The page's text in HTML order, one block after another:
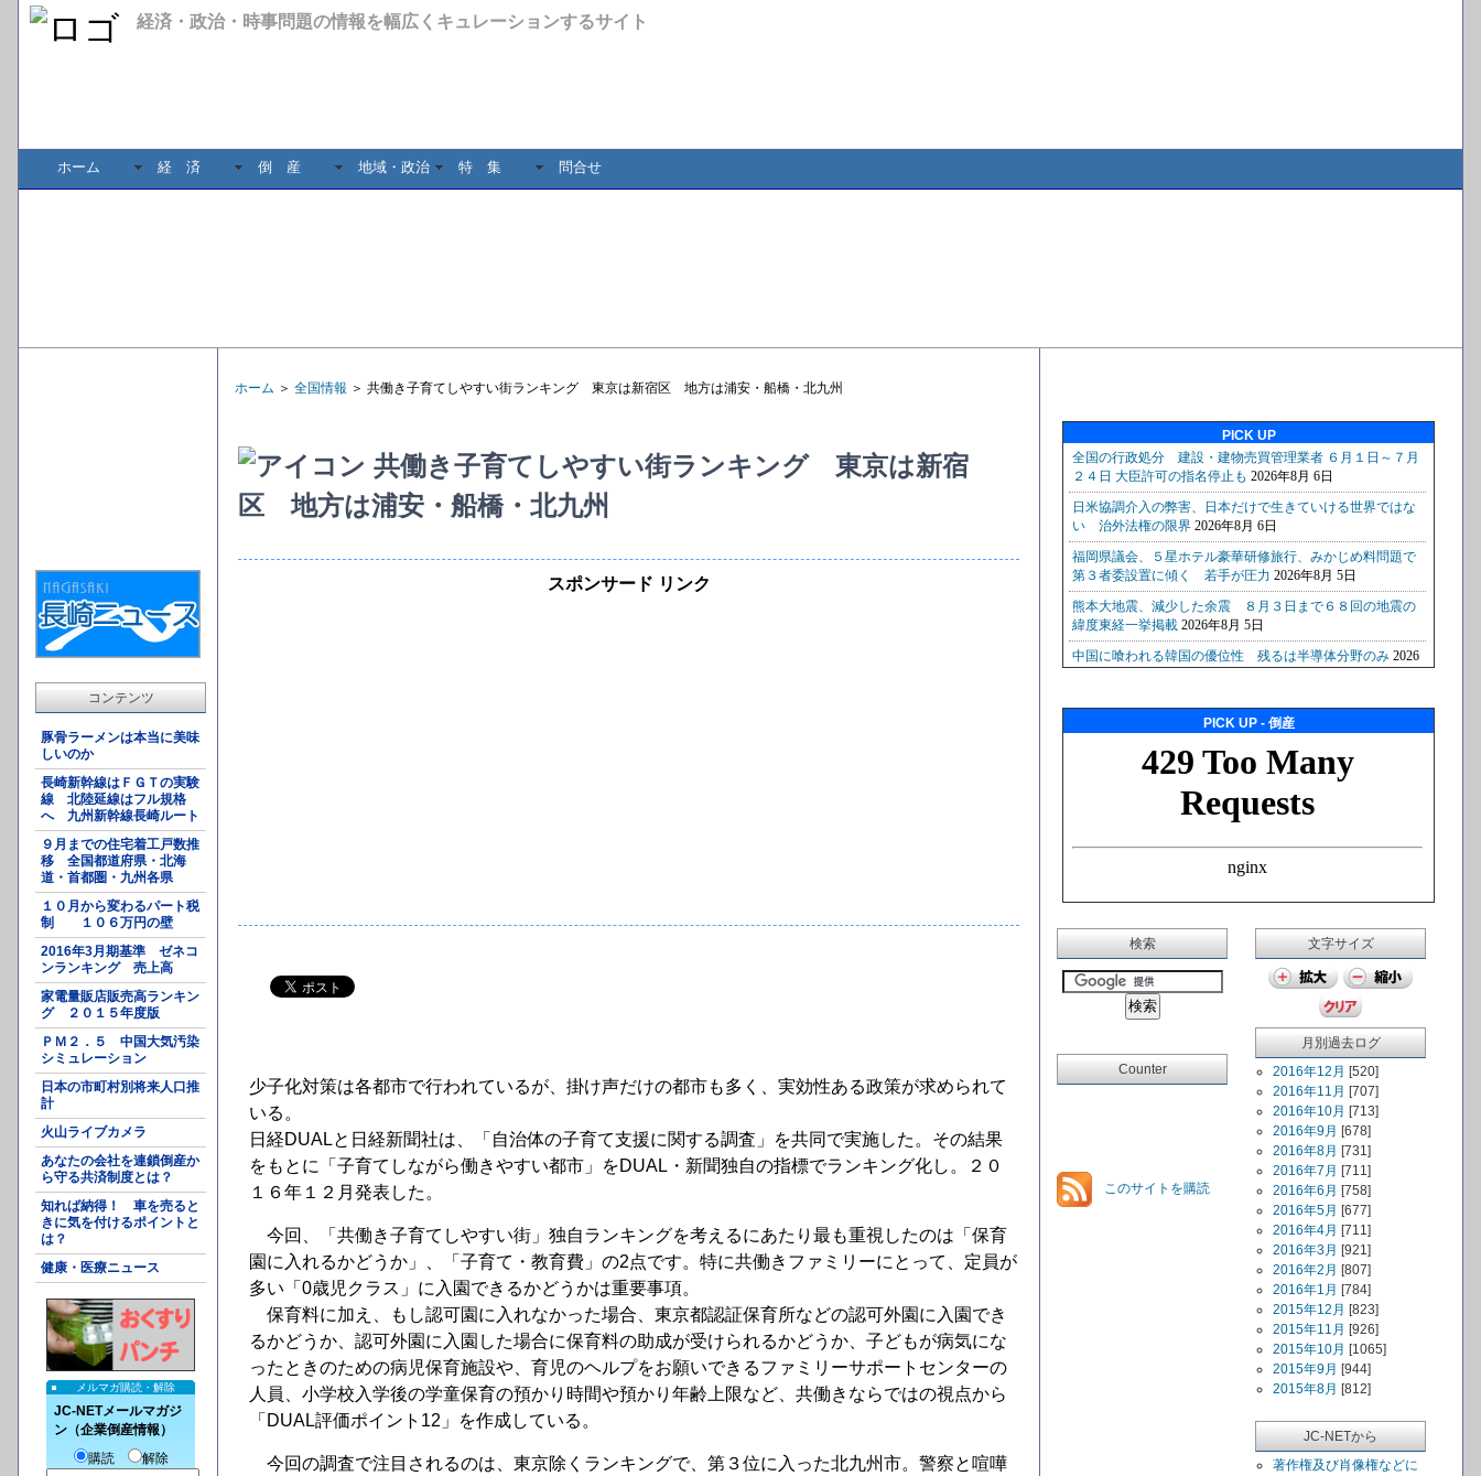
経済・政治・時事問題の情報を幅広くキュレーションするサイト
ホーム 経 済 倒 産 地域・政治 特 集 問合せ
コンテンツ
豚骨ラーメンは本当に美味
しいのか
長崎新幹線はＦＧＴの実験
線 北陸延線はフル規格
へ 九州新幹線長崎ルート
９月までの住宅着工戸数推
移 全国都道府県・北海
道・首都圏・九州各県
１０月から変わるパート税
制 １０６万円の壁
2016年3月期基準 ゼネコ
ンランキング 売上高
家電量販店販売高ランキン
グ ２０１５年度版
ＰＭ２．５ 中国大気汚染
シミュレーション
日本の市町村別将来人口推
計
火山ライブカメラ
あなたの会社を連鎖倒産か
ら守る共済制度とは？
知れば納得！ 車を売ると
きに気を付けるポイントと
は？
健康・医療ニュース
メルマガ購読・解除
JC-NETメールマガジ
ン（企業倒産情報）
購読
解除
ホーム ＞ 全国情報 ＞ 共働き子育てしやすい街ランキング 東京は新宿区 地方は浦安・船橋・北九州
共働き子育てしやすい街ランキング 東京は新宿
区 地方は浦安・船橋・北九州
スポンサード リンク
少子化対策は各都市で行われているが、掛け声だけの都市も多く、実効性ある政策が求められて
いる。
日経DUALと日経新聞社は、「自治体の子育て支援に関する調査」を共同で実施した。その結果
をもとに「子育てしながら働きやすい都市」をDUAL・新聞独自の指標でランキング化し。２０
１６年１２月発表した。
今回、「共働き子育てしやすい街」独自ランキングを考えるにあたり最も重視したのは「保育
園に入れるかどうか」、「子育て・教育費」の2点です。特に共働きファミリーにとって、定員が
多い「0歳児クラス」に入園できるかどうかは重要事項。
保育料に加え、もし認可園に入れなかった場合、東京都認証保育所などの認可外園に入園でき
るかどうか、認可外園に入園した場合に保育料の助成が受けられるかどうか、子どもが病気にな
ったときのための病児保育施設や、育児のヘルプをお願いできるファミリーサポートセンターの
人員、小学校入学後の学童保育の預かり時間や預かり年齢上限など、共働きならではの視点から
「DUAL評価ポイント12」を作成している。
今回の調査で注目されるのは、東京除くランキングで、第３位に入った北九州市。警察と喧嘩
PICK UP
PICK UP - 倒産
検索
Counter
このサイトを購読
文字サイズ
月別過去ログ
2016年12月 [520]
2016年11月 [707]
2016年10月 [713]
2016年9月 [678]
2016年8月 [731]
2016年7月 [711]
2016年6月 [758]
2016年5月 [677]
2016年4月 [711]
2016年3月 [921]
2016年2月 [807]
2016年1月 [784]
2015年12月 [823]
2015年11月 [926]
2015年10月 [1065]
2015年9月 [944]
2015年8月 [812]
JC-NETから
著作権及び肖像権などに